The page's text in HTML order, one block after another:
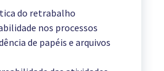
do retrabalho
nos processos
de papéis e arquivos